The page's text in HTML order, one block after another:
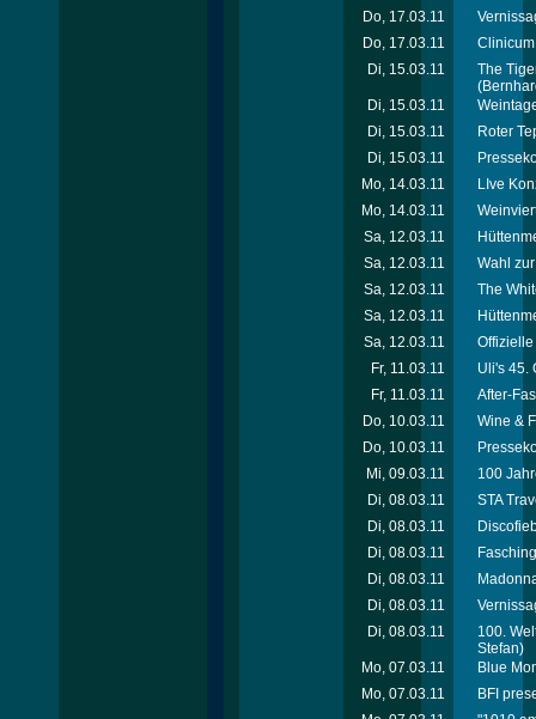
Do, 17.03.11
Do, 17.03.11
Di, 15.03.11
The
Di, 15.03.11
Di, 15.03.11
Roter
Di, 15.03.11
Mo, 14.03.11
LIve
Mo, 14.03.11
Sa, 12.03.11
Sa, 12.03.11
Wahl
Sa, 12.03.11
The
Sa, 12.03.11
Sa, 12.03.11
Fr, 11.03.11
Uli's 45.
Fr, 11.03.11
After-
Do, 10.03.11
Wine &
Do, 10.03.11
Mi, 09.03.11
100
Di, 08.03.11
STA
Di, 08.03.11
Di, 08.03.11
Di, 08.03.11
Di, 08.03.11
Di, 08.03.11
100.
Stefan)
Mo, 07.03.11
Blue
Mo, 07.03.11
BFI